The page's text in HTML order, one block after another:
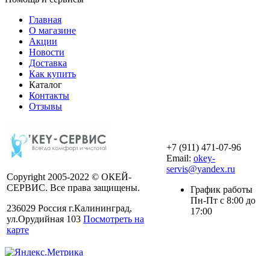
Главная
О магазине
Акции
Новости
Доставка
Как купить
Каталог
Контакты
Отзывы
Copyright 2005-2022 © ОКЕЙ-
СЕРВИС. Все права защищены.
236029 Россия г.Калининград,
ул.Орудийная 103 Посмотреть на
карте
+7 (911) 471-07-96
Email: okey-
servis@yandex.ru
График работы
Пн-Пт с 8:00 до
17:00